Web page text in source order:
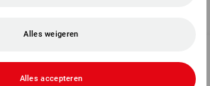
SERVICE 02 400 27 64
Alles weigeren
Alles accepteren